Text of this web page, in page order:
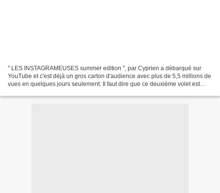
" LES INSTAGRAMEUSES summer edition ", par Cyprien a débarqué sur
YouTube et c'est déjà un gros carton d'audience avec plus de 5,5 millions de
vues en quelques jours seulement. Il faut dire que ce deuxième volet est